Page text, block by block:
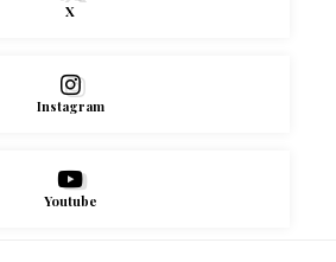
X
Instagram
Youtube